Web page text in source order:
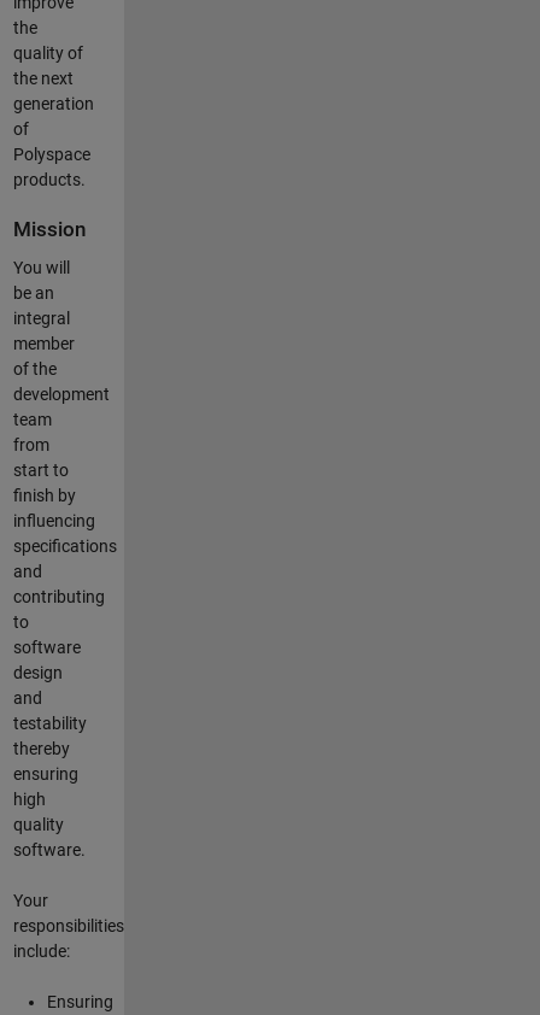
the
quality of
the next
generation
of
Polyspace
products.
Mission
You will
be an
integral
member
of the
development
team
from
start to
finish by
influencing
specifications
and
contributing
to
software
design
and
testability
thereby
ensuring
high
quality
software.
Your
responsibilities
include:
Ensuring